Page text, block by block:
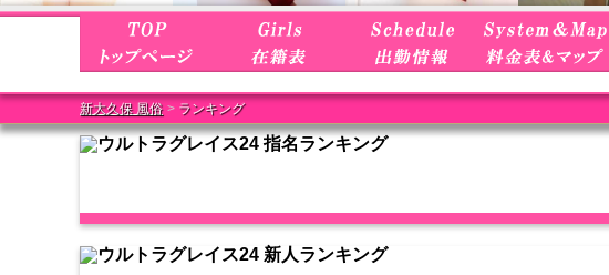
新大久保 風俗 ランキング